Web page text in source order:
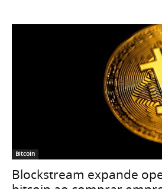
Bitcoin
Blockstream expande